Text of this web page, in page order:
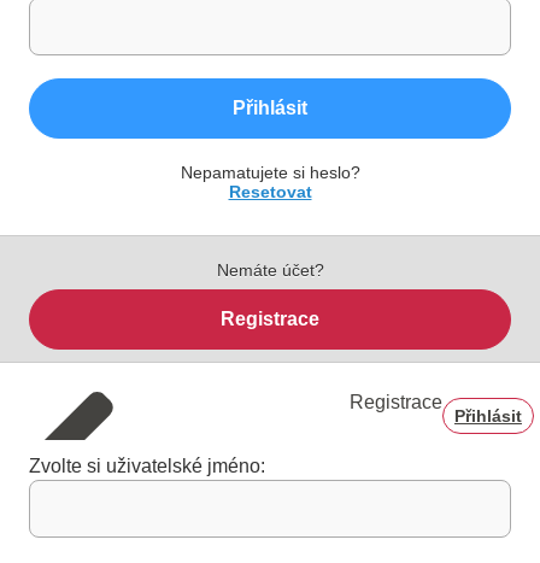
Přihlásit
Nepamatujete si heslo?
Resetovat
Nemáte účet?
Registrace
Registrace
Přihlásit
Zvolte si uživatelské jméno: